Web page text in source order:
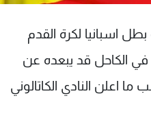
اسبانيا لكرة القدم
الكاحل قد يبعده عن
ما اعلن النادي الكاتالوني
معنا
الإسـتخدام